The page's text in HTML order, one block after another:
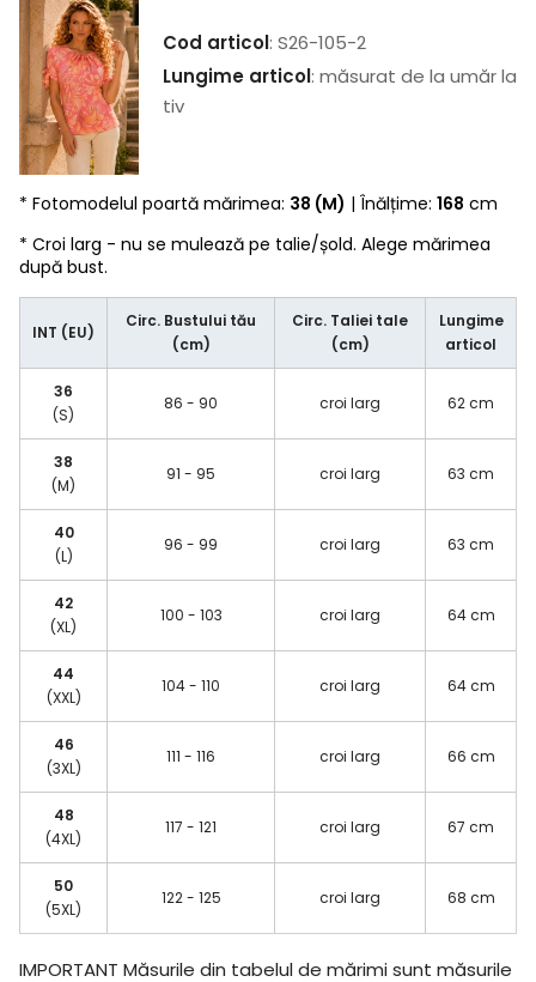
Cod articol: S26-105-2
Lungime articol: măsurat de la umăr la
tiv
* Fotomodelul poartă mărimea: 38 (M) | Înălțime: 168 cm
* Croi larg - nu se mulează pe talie/șold. Alege mărimea
după bust.
INT (EU)
Circ. Bustului tău
(cm)
Circ. Taliei tale
(cm)
Lungime
articol
36
(S)
86 - 90 croi larg 62 cm
38
(M)
91 - 95 croi larg 63 cm
40
(L)
96 - 99 croi larg 63 cm
42
(XL)
100 - 103 croi larg 64 cm
44
(XXL)
104 - 110 croi larg 64 cm
46
(3XL)
111 - 116 croi larg 66 cm
48
(4XL)
117 - 121 croi larg 67 cm
50
(5XL)
122 - 125 croi larg 68 cm
IMPORTANT Măsurile din tabelul de mărimi sunt măsurile